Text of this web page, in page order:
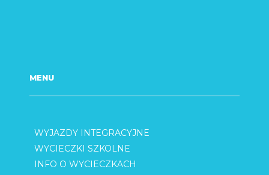
MENU
WYJAZDY INTEGRACYJNE
WYCIECZKI SZKOLNE
INFO O WYCIECZKACH